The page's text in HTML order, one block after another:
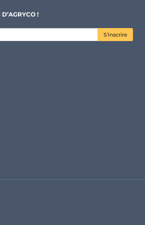
!
S'inscrire